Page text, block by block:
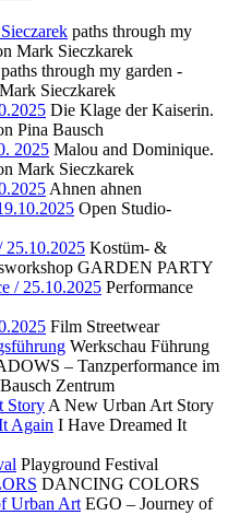
paths through my
Mark Sieczkarek
paths through my garden -
Sieczkarek
Die Klage der Kaiserin.
Pina Bausch
2025 Malou and Dominique.
Mark Sieczkarek
Ahnen ahnen
Open Studio-
25.10.2025 Kostüm- &
GARDEN PARTY
/ 25.10.2025 Performance
Film Streetwear
Werkschau Führung
– Tanzperformance im
Zentrum
Story A New Urban Art Story
Again I Have Dreamed It
Playground Festival
DANCING COLORS
Urban Art EGO – Journey of